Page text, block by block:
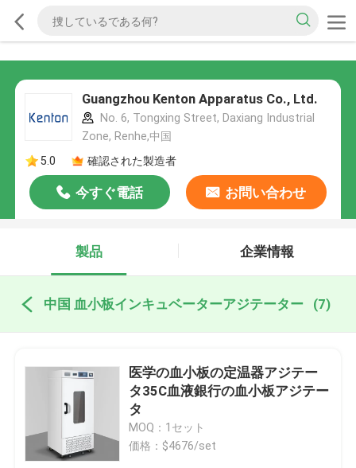
Guangzhou Kenton Apparatus Co., Ltd.
No. 6, Tongxing Street, Daxiang Industrial
Zone, Renhe,中国
5.0
確認された製造者
今すぐ電話 お問い合わせ
製品 企業情報
中国 血小板インキュベーターアジテーター (7)
医学の血小板の定温器アジテー
タ35C血液銀行の血小板アジテー
タ
MOQ：1セット
価格：$4676/set